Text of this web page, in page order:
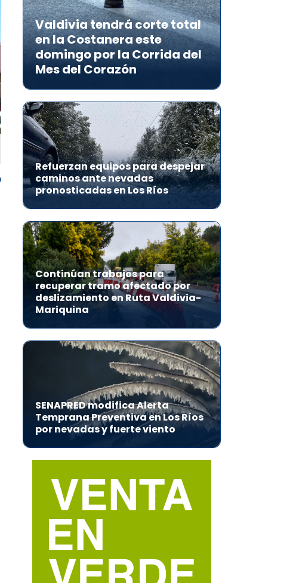
Valdivia tendrá corte total
en la Costanera este
domingo por la Corrida del
Mes del Corazón
Refuerzan equipos para despejar
caminos ante nevadas
pronosticadas en Los Ríos
Continúan trabajos para
recuperar tramo afectado por
deslizamiento en Ruta Valdivia-
Mariquina
SENAPRED modifica Alerta
Temprana Preventiva en Los Ríos
por nevadas y fuerte viento